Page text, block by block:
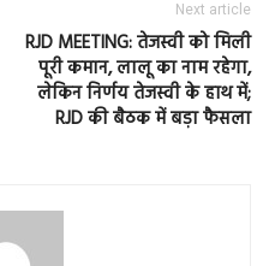
Next article
RJD MEETING: तेजस्वी को मिली
पूरी कमान, लालू का नाम रहेगा,
लेकिन निर्णय तेजस्वी के हाथ में;
RJD की बैठक में बड़ा फैसला